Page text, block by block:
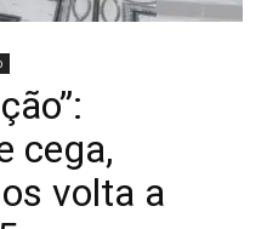
cega,
volta a